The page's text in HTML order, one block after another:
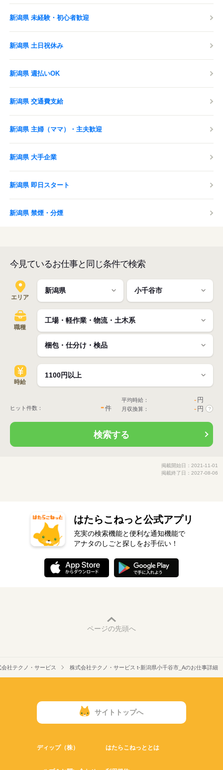
新潟県 未経験・初心者歓迎
新潟県 土日祝休み
新潟県 週払いOK
新潟県 交通費支給
新潟県 主婦（ママ）・主夫歓迎
新潟県 大手企業
新潟県 即日スタート
新潟県 禁煙・分煙
今見ているお仕事と同じ条件で検索
エリア
職種
時給
ヒット件数： -件
平均時給： - 円
月収換算： - 円 ?
検索する
掲載開始日：2021-11-01
掲載終了日：2027-08-06
はたらこねっと公式アプリ
充実の検索機能と便利な通知機能で
アナタのしごと探しをお手伝い！
ページの先頭へ
会社テクノ・サービス 株式会社テクノ・サービス t-新潟県小千谷市_Aのお仕事詳細
サイトトップへ
ディップ（株） はたらこねっととは